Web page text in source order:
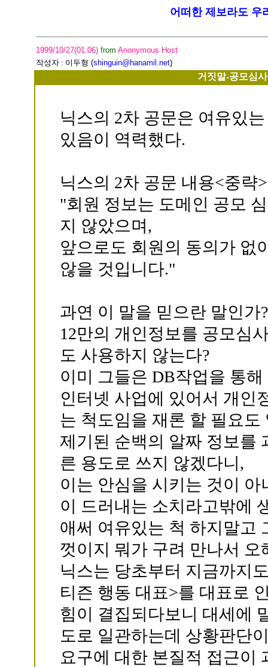
어떠한 제보라도 우
1999/10/27(01:06)from Anonymous Host
작성자 : 이두형 (shinguin@hanamil.net)
거짓말-공모심
닉스의 2차 공문은 여유있
있음이 역력했다.
닉스의 2차 공문 내용<중략>
"회원 정보는 도메인 공모
지 않았으며,
앞으로도 회원의 동의가 없
않을 것입니다."
과연 이 말을 믿으란 말인가?
12만의 개인정보를 공모심
도 사용하지 않는다?
이미 그들은 DB작업을 통
인터넷 사업에 있어서 개인
는 척도임을 재론 할 필요
제기된 순백의 알짜 정보를
른 용도로 쓰지 않겠다니,
이는 안심을 시키는 것이
이 드러내는 소치라고밖에
애써 여유있는 척 하지말고
껏이지 뭐가 구려 만나서 오
닉스는 당초부터 지금까지
티즌 행동 대표>를 대표로
힘이 결집되다보니 대세에
도로 일관하는데 상황판단
요구에 대한 본질적 접근이